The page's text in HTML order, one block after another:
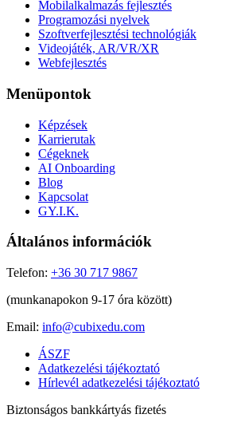
Mobilalkalmazás fejlesztés
Programozási nyelvek
Szoftverfejlesztési technológiák
Videojáték, AR/VR/XR
Webfejlesztés
Menüpontok
Képzések
Karrierutak
Cégeknek
AI Onboarding
Blog
Kapcsolat
GY.I.K.
Általános információk
Telefon: +36 30 717 9867
(munkanapokon 9-17 óra között)
Email: info@cubixedu.com
ÁSZF
Adatkezelési tájékoztató
Hírlevél adatkezelési tájékoztató
Biztonságos bankkártyás fizetés